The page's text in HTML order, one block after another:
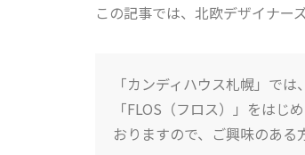
この記事では、北欧デザイナー
「カンディハウス札幌」で
「FLOS（フロス）」をはじ
おりますので、ご興味のある